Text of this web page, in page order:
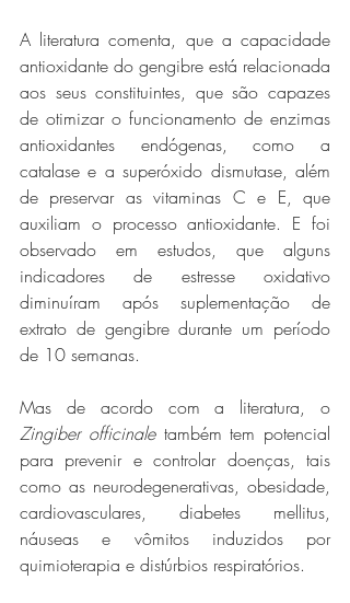
A literatura comenta, que a capacidade
antioxidante do gengibre está relacionada
aos seus constituintes, que são capazes
de otimizar o funcionamento de enzimas
antioxidantes endógenas, como a
catalase e a superóxido dismutase, além
de preservar as vitaminas C e E, que
auxiliam o processo antioxidante. E foi
observado em estudos, que alguns
indicadores de estresse oxidativo
diminuíram após suplementação de
extrato de gengibre durante um período
de 10 semanas.
Zingiber officinale também tem potencial
para prevenir e controlar doenças, tais
como as neurodegenerativas, obesidade,
cardiovasculares, diabetes mellitus,
náuseas e vômitos induzidos por
quimioterapia e distúrbios respiratórios.